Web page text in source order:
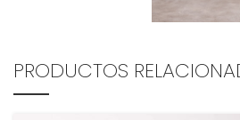
PRODUCTOS